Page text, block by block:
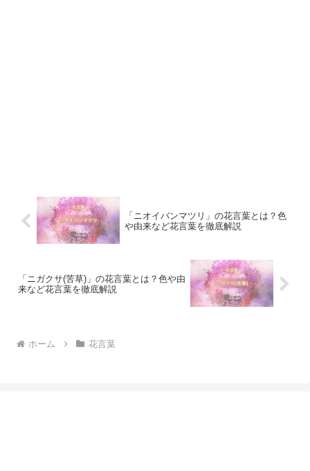
「ニオイバンマツリ」の花言葉とは？色
や由来など花言葉を徹底解説
「ニガクサ(苦草)」の花言葉とは？色や由
来など花言葉を徹底解説
ホーム 花言葉